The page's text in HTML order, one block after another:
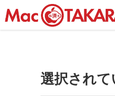
選択されて